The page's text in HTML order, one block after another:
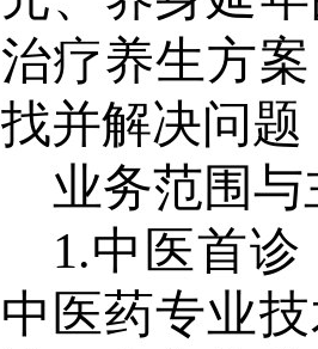
治疗养生方
找并解决问
业务范围
1.中医首
中医药专业